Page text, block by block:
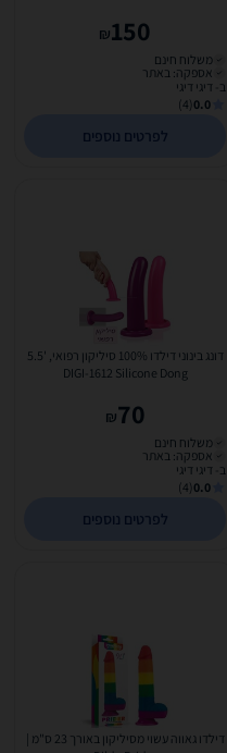
150
₪
משלוח חינם
אספקה: באתר
ב- דיגי דיגי
0.0
(4)
לפרטים נוספים
דונג בינוני דילדו 100% סיליקון רפואי, '5.5
DIGI-1612 Silicone Dong
70
₪
משלוח חינם
אספקה: באתר
ב- דיגי דיגי
0.0
(4)
לפרטים נוספים
דילדו גאווה עשוי מסיליקון באורך 23 ס"מ |